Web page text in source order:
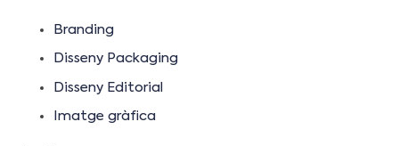
Branding
Disseny Packaging
Disseny Editorial
Imatge gràfica